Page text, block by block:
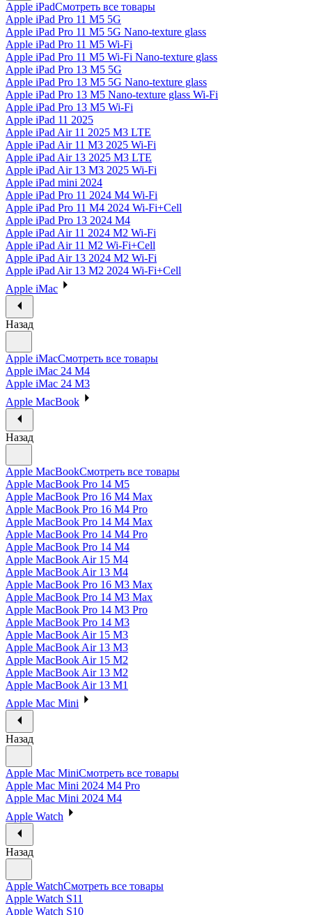
Apple iPadСмотреть все товары
Apple iPad Pro 11 M5 5G
Apple iPad Pro 11 M5 5G Nano-texture glass
Apple iPad Pro 11 M5 Wi-Fi
Apple iPad Pro 11 M5 Wi-Fi Nano-texture glass
Apple iPad Pro 13 M5 5G
Apple iPad Pro 13 M5 5G Nano-texture glass
Apple iPad Pro 13 M5 Nano-texture glass Wi-Fi
Apple iPad Pro 13 M5 Wi-Fi
Apple iPad 11 2025
Apple iPad Air 11 2025 M3 LTE
Apple iPad Air 11 M3 2025 Wi-Fi
Apple iPad Air 13 2025 M3 LTE
Apple iPad Air 13 M3 2025 Wi-Fi
Apple iPad mini 2024
Apple iPad Pro 11 2024 M4 Wi-Fi
Apple iPad Pro 11 M4 2024 Wi-Fi+Cell
Apple iPad Pro 13 2024 M4
Apple iPad Air 11 2024 M2 Wi-Fi
Apple iPad Air 11 M2 Wi-Fi+Cell
Apple iPad Air 13 2024 M2 Wi-Fi
Apple iPad Air 13 M2 2024 Wi-Fi+Cell
Apple iMac
Назад
Apple iMacСмотреть все товары
Apple iMac 24 M4
Apple iMac 24 M3
Apple MacBook
Назад
Apple MacBookСмотреть все товары
Apple MacBook Pro 14 M5
Apple MacBook Pro 16 M4 Max
Apple MacBook Pro 16 M4 Pro
Apple MacBook Pro 14 M4 Max
Apple MacBook Pro 14 M4 Pro
Apple MacBook Pro 14 M4
Apple MacBook Air 15 M4
Apple MacBook Air 13 M4
Apple MacBook Pro 16 M3 Max
Apple MacBook Pro 14 M3 Max
Apple MacBook Pro 14 M3 Pro
Apple MacBook Pro 14 M3
Apple MacBook Air 15 M3
Apple MacBook Air 13 M3
Apple MacBook Air 15 M2
Apple MacBook Air 13 M2
Apple MacBook Air 13 M1
Apple Mac Mini
Назад
Apple Mac MiniСмотреть все товары
Apple Mac Mini 2024 M4 Pro
Apple Mac Mini 2024 M4
Apple Watch
Назад
Apple WatchСмотреть все товары
Apple Watch S11
Apple Watch S10